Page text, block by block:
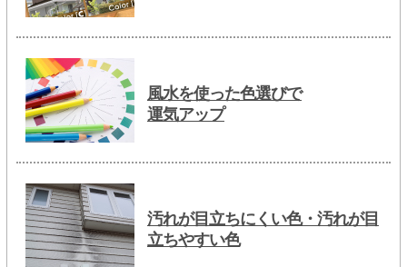
風水を使った色選びで
運気アップ
汚れが目立ちにくい色・汚れが目
立ちやすい色